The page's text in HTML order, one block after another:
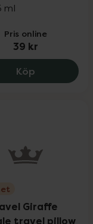
Carbo Gel Lime,
ml
Pris online
39 kr
Köp Enervit
Giraffe
travel pillow